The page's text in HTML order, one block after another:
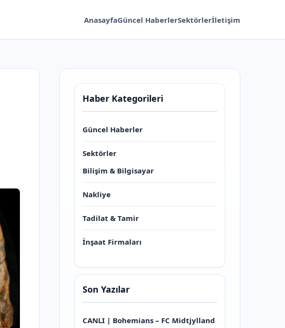
AnasayfaGüncel HaberlerSektörlerİletişim
Haber Kategorileri
Güncel Haberler
Sektörler
Bilişim & Bilgisayar
Nakliye
Tadilat & Tamir
İnşaat Firmaları
Son Yazılar
CANLI | Bohemians – FC Midtjylland